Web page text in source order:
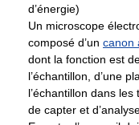
d’énergie)
Un microscope
composé d’un canon
dont la fonction est
l’échantillon, d’une
l’échantillon dans
de capter et